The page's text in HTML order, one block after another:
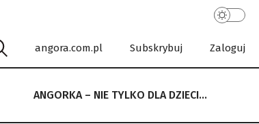
angora.com.pl Subskrybuj Zaloguj
ANGORKA – NIE TYLKO DLA DZIECI…
DLA DZIECI…